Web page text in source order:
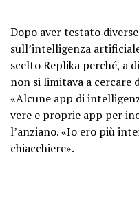
Dopo aver testato
sull’intelligenza
scelto Replika perché, a
non si limitava a cercare
«Alcune app di
vere e proprie app per
l’anziano. «Io ero più
chiacchiere».